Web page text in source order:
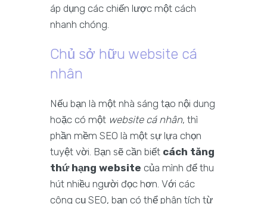
áp dụng các chiến lược một cách
nhanh chóng.
Chủ sở hữu website cá
nhân
Nếu bạn là một nhà sáng tạo nội dung
hoặc có một website cá nhân, thì
phần mềm SEO là một sự lựa chọn
tuyệt vời. Bạn sẽ cần biết cách tăng
thứ hạng website của mình để thu
hút nhiều người đọc hơn. Với các
công cụ SEO, bạn có thể phân tích từ